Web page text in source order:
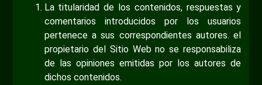
La titularidad de los contenidos, respuestas y
comentarios introducidos por los usuarios
pertenece a sus correspondientes autores. el
propietario del Sitio Web no se responsabiliza
de las opiniones emitidas por los autores de
dichos contenidos.